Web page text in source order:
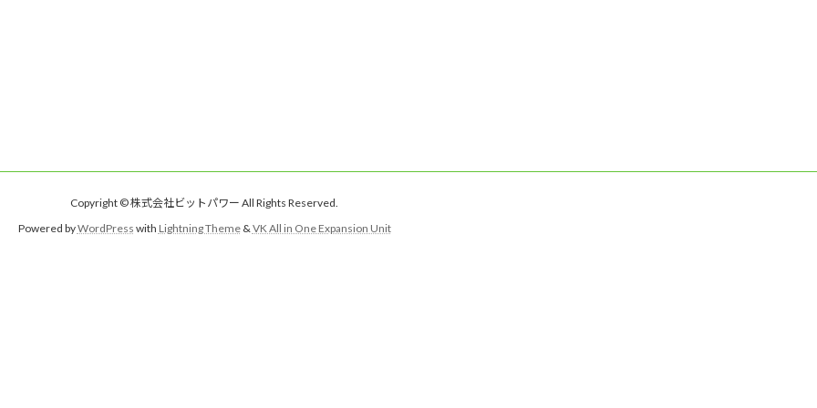
Copyright © 株式会社ビットパワー All Rights Reserved.
Powered byWordPress with Lightning Theme& VK All in One Expansion Unit